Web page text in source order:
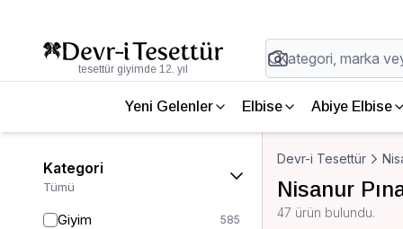
tesettür giyimde 12. yıl
Yeni Gelenler Elbise Abiye Elbise
Kategori
Tümü
Giyim 585
Devr-i Tesettür
Nisanur
47 ürün bulundu.